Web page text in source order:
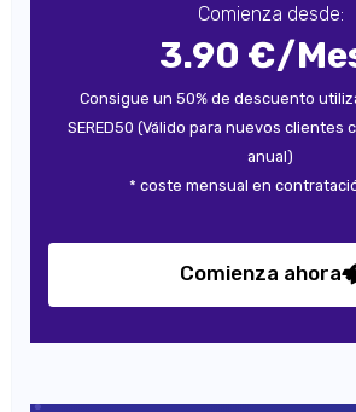
Comienza desde:
3.90 €/
Consigue un 50% de descuento
SERED50 (Válido para nuevos clientes
anual)
* coste mensual en
Comienza ahora